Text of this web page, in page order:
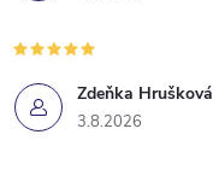
Zdeňka Hrušková
3.8.2026